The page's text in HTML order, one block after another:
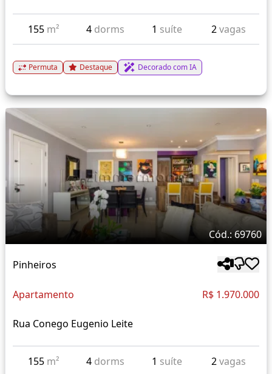
155 m² 4 dorms 1 suíte 2vagas
Permuta Destaque Decorado com IA
Cód.: 69760
Pinheiros
Apartamento R$ 1.970.000
Rua Conego Eugenio Leite
155 m² 4 dorms 1 suíte 2vagas